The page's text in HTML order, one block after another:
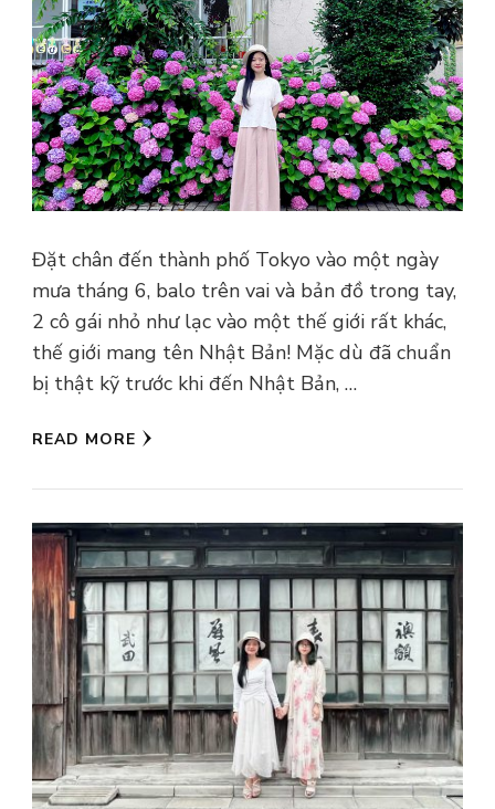
Đặt chân đến thành phố Tokyo vào một ngày
mưa tháng 6, balo trên vai và bản đồ trong tay,
2 cô gái nhỏ như lạc vào một thế giới rất khác,
thế giới mang tên Nhật Bản! Mặc dù đã chuẩn
bị thật kỹ trước khi đến Nhật Bản, …
READ MORE